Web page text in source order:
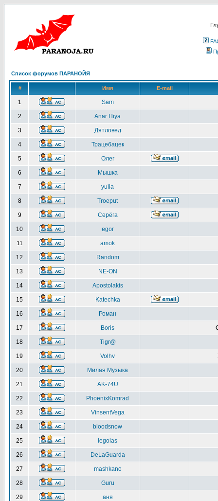
Список форумов ПАРАНОЙЯ
# Имя E-mail
1 Sam
2 Anar Hiya
3 Дятловед
4 Трацебацек
5 Олег
6 Мышка
7 yulia
8 Troeput
9 Серёга
10 egor
11 amok
12 Random
13 NE-ON
14 Apostolakis
15 Katechka
16 Роман
17 Boris
18 Tigr@
19 Volhv
20 Милая Музыка
21 AK-74U
22 PhoenixKomrad
23 VinsentVega
24 bloodsnow
25 legolas
26 DeLaGuarda
27 mashkano
28 Guru
29 аня